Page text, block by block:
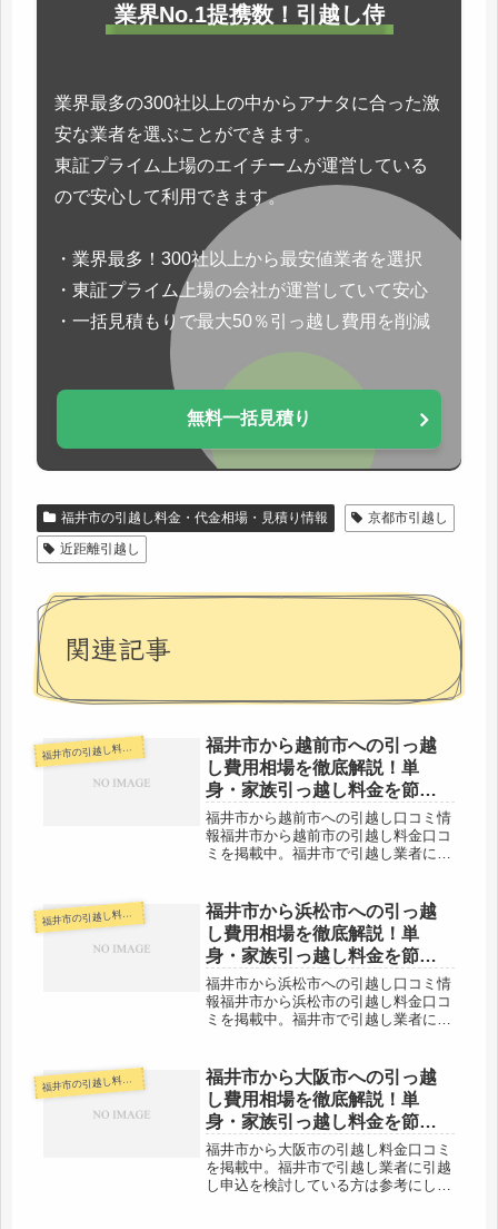
業界No.1提携数！引越し侍
業界最多の300社以上の中からアナタに合った激
安な業者を選ぶことができます。
東証プライム上場のエイチームが運営している
ので安心して利用できます。
・業界最多！300社以上から最安値業者を選択
・東証プライム上場の会社が運営していて安心
・一括見積もりで最大50％引っ越し費用を削減
無料一括見積り
福井市の引越し料金・代金相場・見積り情報
京都市引越し
近距離引越し
関連記事
福井市の引越し料金・代金相場・見積り情報
福井市から越前市への引っ越
し費用相場を徹底解説！単
身・家族引っ越し料金を節約
する裏技
福井市から越前市への引越し口コミ情
報福井市から越前市の引越し料金口コ
ミを掲載中。福井市で引越し業者に引
の越前市までは約20km程度。すぐ近
くなので当日中には引越し可能な範
囲...
福井市の引越し料金・代金相場・見積り情報
福井市から浜松市への引っ越
し費用相場を徹底解説！単
身・家族引っ越し料金を節約
する裏技
福井市から浜松市への引越し口コミ情
報福井市から浜松市の引越し料金口コ
ミを掲載中。福井市で引越し業者に引
は約280kmと長距離になります。片道
で３時間半程度かかるので、多くの...
福井市の引越し料金・代金相場・見積り情報
福井市から大阪市への引っ越
し費用相場を徹底解説！単
身・家族引っ越し料金を節約
する裏技
福井市から大阪市の引越し料金口コミ
を掲載中。福井市で引越し業者に引越
し申込を検討している方は参考にして